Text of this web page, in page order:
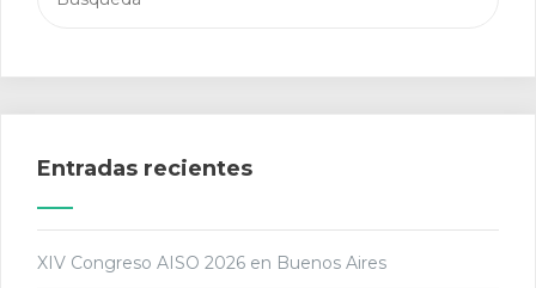
Entradas recientes
XIV Congreso AISO 2026 en Buenos Aires